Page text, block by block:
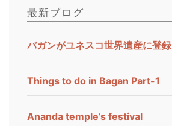
最新ブログ
バガンがユネスコ世界遺産に登録
Things to do in Bagan Part-1
Ananda temple’s festival